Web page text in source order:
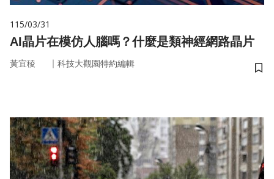
115/03/31
AI晶片在模仿人腦嗎？什麼是類神經網路晶片
黃宜稜 ｜ 科技大觀園特約編輯
儲